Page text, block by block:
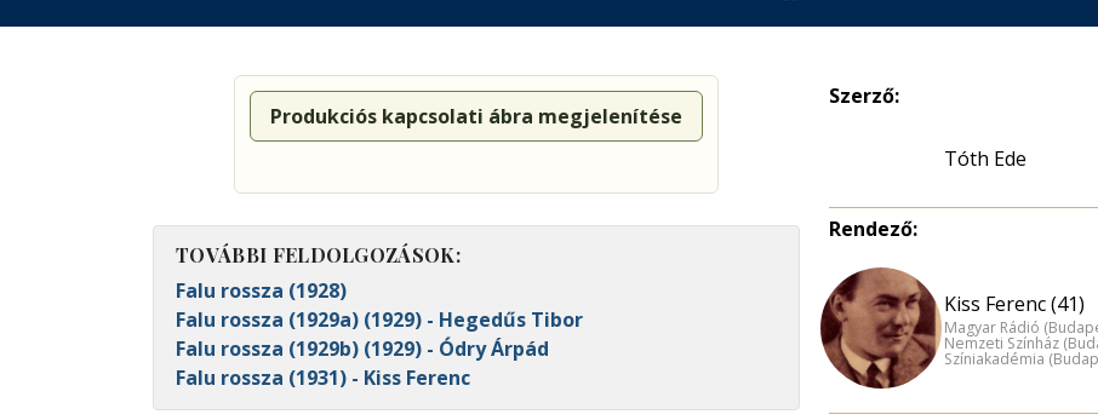
Produkciós kapcsolati ábra megjelenítése
TOVÁBBI FELDOLGOZÁSOK:
Falu rossza (1928)
Falu rossza (1929a) (1929) - Hegedűs Tibor
Falu rossza (1929b) (1929) - Ódry Árpád
Falu rossza (1931) - Kiss Ferenc
Szerző:
Tóth Ede
Rendező:
Kiss Ferenc (41)
Magyar Rádió
Nemzeti Színház
Színiakadémia